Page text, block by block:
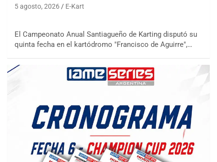
5 agosto, 2026 E-Kart
El Campeonato Anual Santiagueño de Karting disputó su
quinta fecha en el kartódromo "Francisco de Aguirre",…